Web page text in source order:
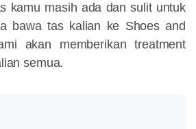
kamu masih ada dan sulit untuk
bawa tas kalian ke Shoes and
akan memberikan treatment
semua.